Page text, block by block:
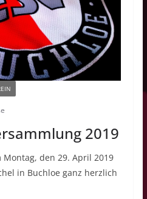
2019
Montag, den 29. April 2019
in Buchloe ganz herzlich